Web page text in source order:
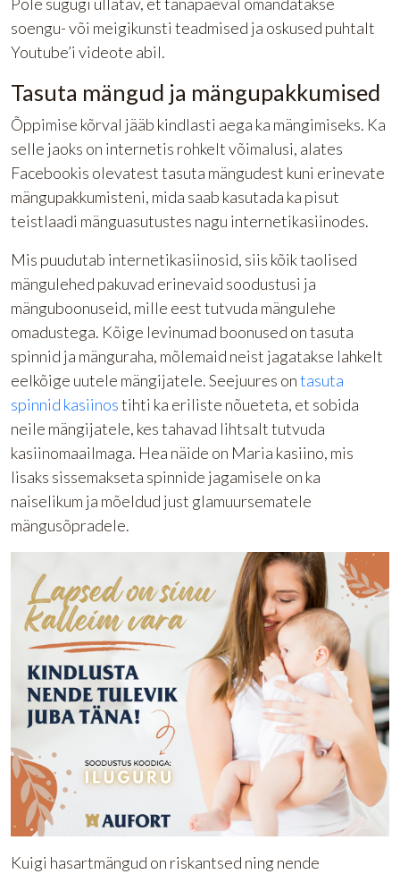
soengu- või meigikunsti teadmised ja oskused puhtalt
Youtube’i videote abil.
Tasuta mängud ja mängupakkumised
Õppimise kõrval jääb kindlasti aega ka mängimiseks. Ka
selle jaoks on internetis rohkelt võimalusi, alates
Facebookis olevatest tasuta mängudest kuni erinevate
mängupakkumisteni, mida saab kasutada ka pisut
teistlaadi mänguasutustes nagu internetikasiinodes.
Mis puudutab internetikasiinosid, siis kõik taolised
mängulehed pakuvad erinevaid soodustusi ja
mänguboonuseid, mille eest tutvuda mängulehe
omadustega. Kõige levinumad boonused on tasuta
spinnid ja mänguraha, mõlemaid neist jagatakse lahkelt
eelkõige uutele mängijatele. Seejuures ontasuta
spinnid kasiinostihti ka eriliste nõueteta, et sobida
neile mängijatele, kes tahavad lihtsalt tutvuda
kasiinomaailmaga. Hea näide on Maria kasiino, mis
lisaks sissemakseta spinnide jagamisele on ka
naiselikum ja mõeldud just glamuursematele
mängusõpradele.
Kuigi hasartmängud on riskantsed ning nende